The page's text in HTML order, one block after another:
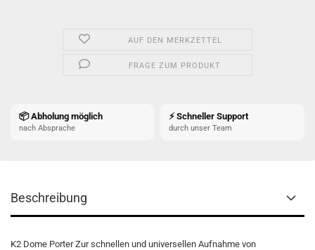
AUF DEN MERKZETTEL
FRAGE ZUM PRODUKT
📦 Abholung möglich
nach Absprache
⚡ Schneller Support
durch unser Team
Beschreibung
K2 Dome Porter Zur schnellen und universellen Aufnahme von